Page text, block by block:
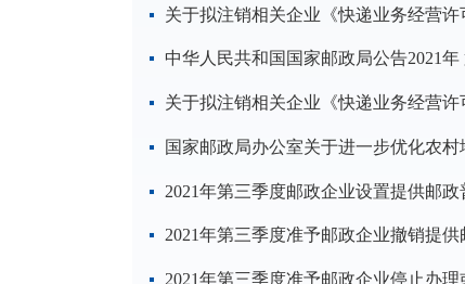
关于拟注销相关企业《快递业务经营
中华人民共和国国家邮政局公告2021年
关于拟注销相关企业《快递业务经营